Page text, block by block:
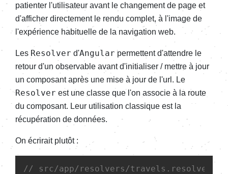
patienter l'utilisateur avant le changement de page et
d'afficher directement le rendu complet, à l'image de
l'expérience habituelle de la navigation web.
Les Resolver d'Angular permettent d'attendre le
retour d'un observable avant d'initialiser / mettre à jour
un composant après une mise à jour de l'url. Le
Resolver est une classe que l'on associe à la route
du composant. Leur utilisation classique est la
récupération de données.
On écrirait plutôt :
// src/app/resolvers/travels.resolver.ts